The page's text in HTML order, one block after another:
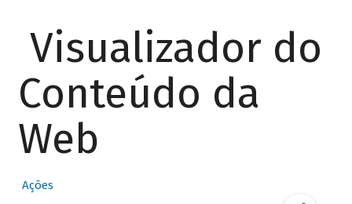
Visualizador do
Conteúdo da
Web
Ações